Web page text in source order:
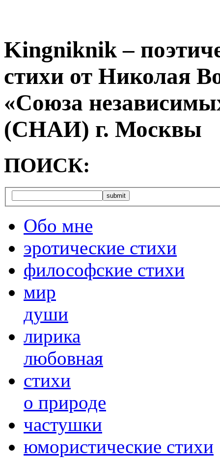
Kingniknik –
стихи от Николая
«Союза
(СНАИ) г. Москвы
ПОИСК:
Обо мне
эротические стихи
философские стихи
мир
души
лирика
любовная
cтихи
о природе
частушки
юмористические стихи